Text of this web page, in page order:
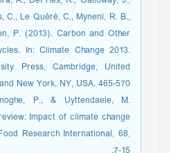
C., Le Quéré, C., Myneni, R. B.,
P. (2013). Carbon and Other
In: Climate Change 2013.
Press, Cambridge, United
New York, NY, USA. 465-570.
P., & Uyttendaele, M.
Impact of climate change
Research International, 68,